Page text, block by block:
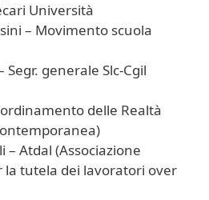
Università
– Movimento scuola
Segr. generale Slc-Cgil
delle Realtà
– Atdal (Associazione
la tutela dei lavoratori over